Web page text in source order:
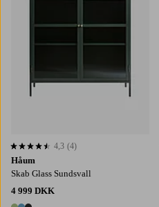
Håum
Skab Glass Sundsvall
4 999 DKK
4,3 baseret på 4 bedømmelser
4,3 (4)